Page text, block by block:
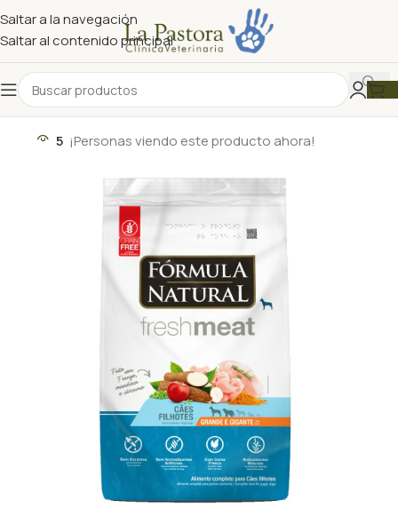
Saltar a la navegación
Saltar al contenido principal
5 ¡Personas viendo este producto ahora!